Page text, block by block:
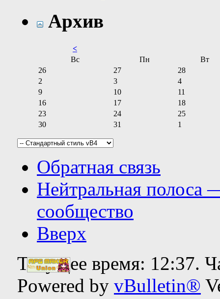
Архив
<
Вс
Пн
Вт
26
27
28
2
3
4
9
10
11
16
17
18
23
24
25
30
31 1
Обратная связь
Нейтральная полоса
сообщество
Вверх
Текущее время: 12:37.
Powered by vBulletin®